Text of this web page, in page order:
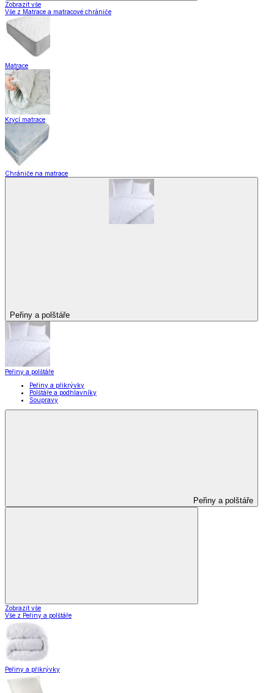
Zobrazit vše
Vše z Matrace a matracové chrániče
Matrace
Krycí matrace
Chrániče na matrace
Peřiny a polštáře
Peřiny a polštáře
Peřiny a přikrývky
Polštáře a podhlavníky
Soupravy
Peřiny a polštáře
Zobrazit vše
Vše z Peřiny a polštáře
Peřiny a přikrývky